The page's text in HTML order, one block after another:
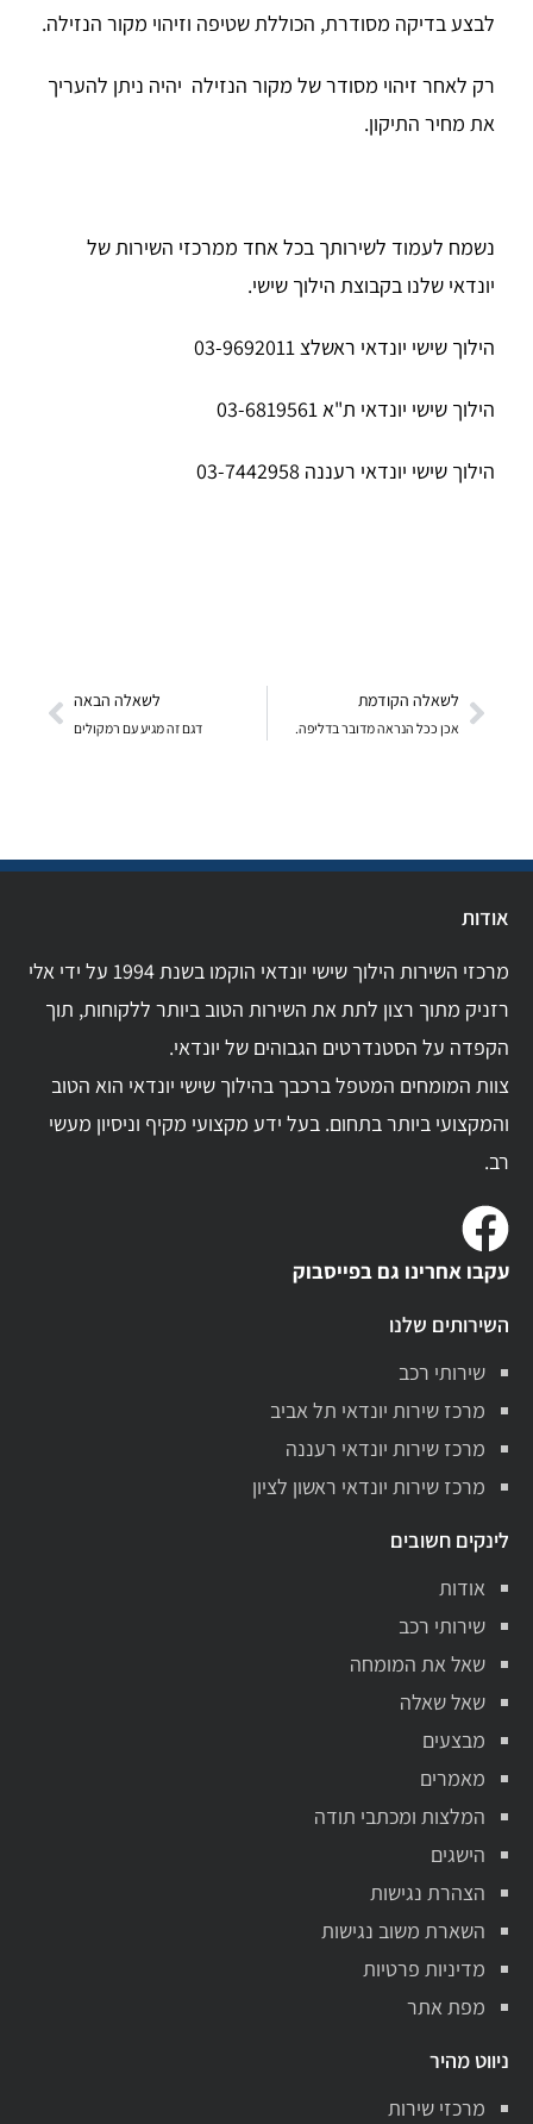
לבצע בדיקה מסודרת, הכוללת שטיפה וזיהוי מקור הנזילה.
רק לאחר זיהוי מסודר של מקור הנזילה יהיה ניתן להעריך
את מחיר התיקון.
נשמח לעמוד לשירותך בכל אחד ממרכזי השירות של
יונדאי שלנו בקבוצת הילוך שישי.
הילוך שישי יונדאי ראשלצ 03-9692011
הילוך שישי יונדאי ת"א 03-6819561
הילוך שישי יונדאי רעננה 03-7442958
לשאלה הקודמת
אכן ככל הנראה מדובר בדליפה.
לשאלה הבאה
דגם זה מגיע עם רמקולים
אודות
מרכזי השירות הילוך שישי יונדאי הוקמו בשנת 1994 על ידי אלי
רזניק מתוך רצון לתת את השירות הטוב ביותר ללקוחות, תוך
הקפדה על הסטנדרטים הגבוהים של יונדאי.
צוות המומחים המטפל ברכבך בהילוך שישי יונדאי הוא הטוב
והמקצועי ביותר בתחום. בעל ידע מקצועי מקיף וניסיון מעשי
רב.
עקבו אחרינו גם בפייסבוק
השירותים שלנו
שירותי רכב
מרכז שירות יונדאי תל אביב
מרכז שירות יונדאי רעננה
מרכז שירות יונדאי ראשון לציון
לינקים חשובים
אודות
שירותי רכב
שאל את המומחה
שאל שאלה
מבצעים
מאמרים
המלצות ומכתבי תודה
הישגים
הצהרת נגישות
השארת משוב נגישות
מדיניות פרטיות
מפת אתר
ניווט מהיר
מרכזי שירות